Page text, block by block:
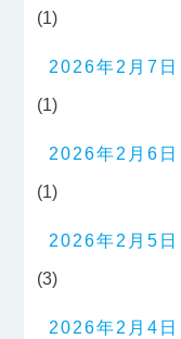
(1)
2026年2月7日
(1)
2026年2月6日
(1)
2026年2月5日
(3)
2026年2月4日